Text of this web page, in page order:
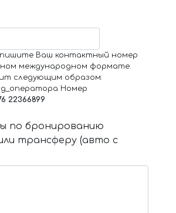
Ваш контактный номер
международном формате.
следующим образом:
Номер
22366899
по бронированию
трансферу (авто с